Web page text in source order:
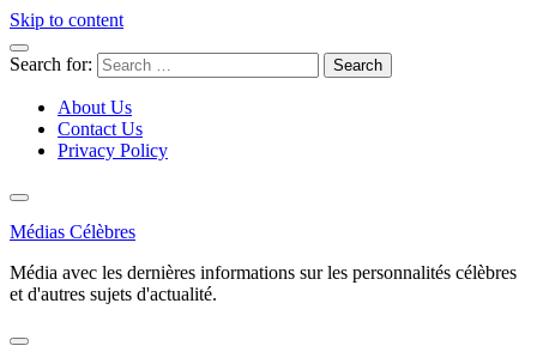
Skip to content
Search for:
About Us
Contact Us
Privacy Policy
Médias Célèbres
Média avec les dernières informations sur les personnalités célèbres
et d'autres sujets d'actualité.